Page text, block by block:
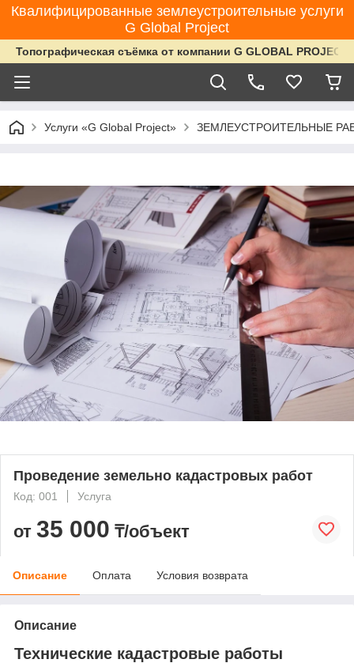
Квалифицированные землеустроительные услуги
G Global Project
Топографическая съёмка от компании G GLOBAL PROJECT
Услуги «G Global Project» ЗЕМЛЕУСТРОИТЕЛЬНЫЕ
Проведение земельно кадастровых работ
Код: 001 Услуга
от 35 000 ₸/объект
Описание Оплата Условия возврата
Описание
Технические кадастровые работы